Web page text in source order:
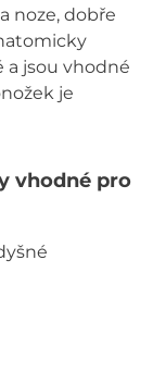
noze, dobře
a jsou vhodné
je
vhodné pro